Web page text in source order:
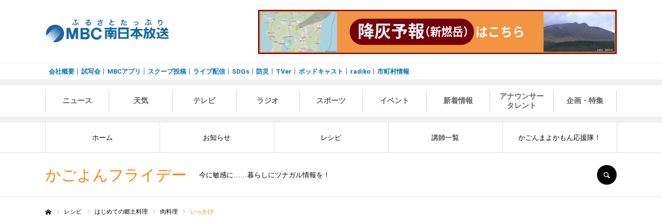
会社概要 試写会 MBCアプリ スクープ投稿 ライブ配信 SDGs 防災 TVer ポッドキャスト radiko 市町村情報
ニュース 天気 テレビ ラジオ スポーツ イベント 新着情報
アナウンサー
タレント
企画・特集
かごよんフライデー 今に敏感に……暮らしにツナガル情報を！
ホーム お知らせ レシピ 講師一覧 かごんまよかもん応援隊！
レシピ はじめての郷土料理 肉料理 いっかけ